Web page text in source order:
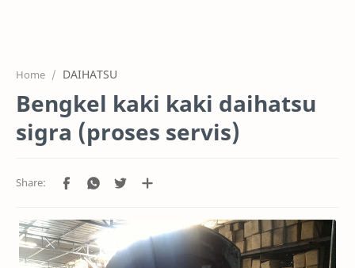
PROJEK
SERVICE
RTL MODE
Home DAIHATSU
Bengkel kaki kaki daihatsu
sigra (proses servis)